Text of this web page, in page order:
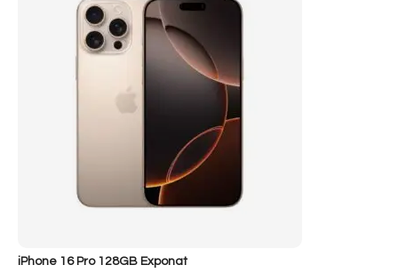
iPhone 16 Pro 128GB Exponat